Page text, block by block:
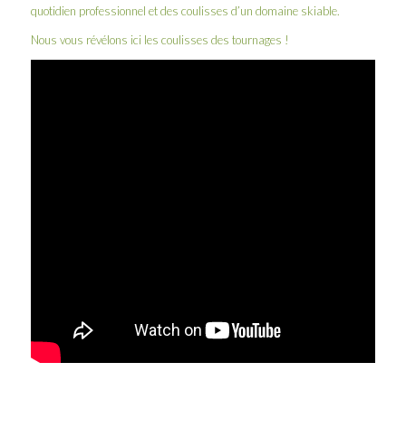
quotidien professionnel et des coulisses d’un domaine skiable.
Nous vous révélons ici les coulisses des tournages !